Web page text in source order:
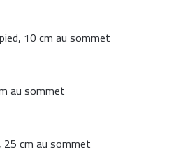
10 cm au sommet
au sommet
25 cm au sommet